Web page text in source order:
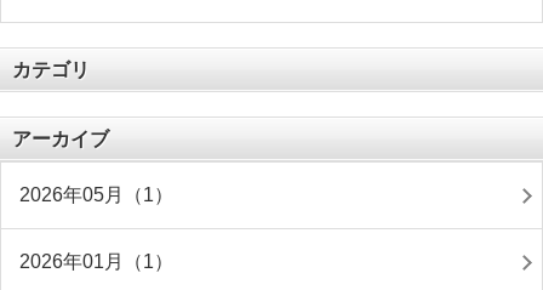
カテゴリ
アーカイブ
2026年05月（1）
2026年01月（1）